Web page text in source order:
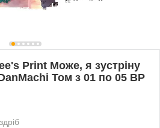
Print Може, я зустріну
Том з 01 по 05 BP